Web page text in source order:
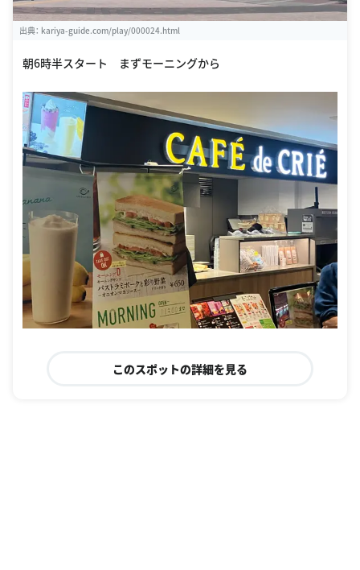
出典： kariya-guide.com/play/000024.html
朝6時半スタート まずモーニングから
このスポットの詳細を見る